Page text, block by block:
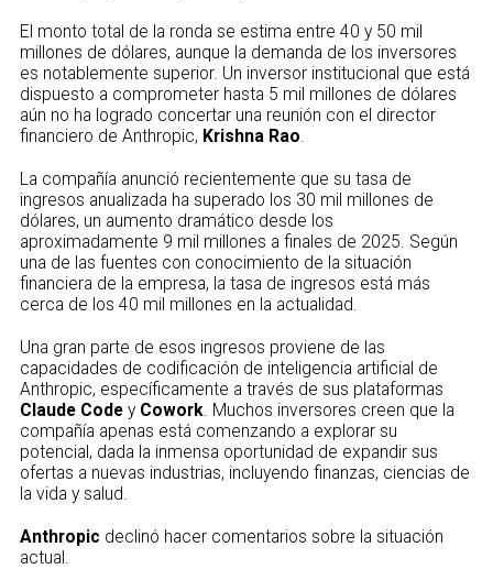
El monto total de la ronda se estima entre 40 y 50 mil
millones de dólares, aunque la demanda de los inversores
es notablemente superior. Un inversor institucional que está
dispuesto a comprometer hasta 5 mil millones de dólares
aún no ha logrado concertar una reunión con el director
financiero de Anthropic, Krishna Rao.
La compañía anunció recientemente que su tasa de
ingresos anualizada ha superado los 30 mil millones de
dólares, un aumento dramático desde los
aproximadamente 9 mil millones a finales de 2025. Según
una de las fuentes con conocimiento de la situación
financiera de la empresa, la tasa de ingresos está más
cerca de los 40 mil millones en la actualidad.
Una gran parte de esos ingresos proviene de las
capacidades de codificación de inteligencia artificial de
Anthropic, específicamente a través de sus plataformas
Claude Codey Cowork. Muchos inversores creen que la
compañía apenas está comenzando a explorar su
potencial, dada la inmensa oportunidad de expandir sus
ofertas a nuevas industrias, incluyendo finanzas, ciencias de
la vida y salud.
Anthropic declinó hacer comentarios sobre la situación
actual.